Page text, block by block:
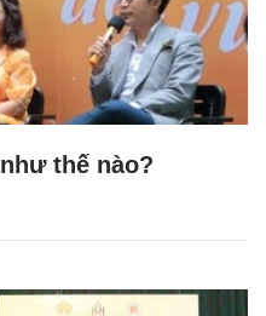
thế nào?